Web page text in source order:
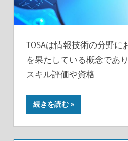
TOSAは情報技術の分野に
を果たしている概念であ
スキル評価や資格
続きを読む